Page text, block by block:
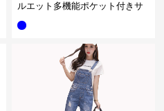
ルエット多機能ポケット付きサ